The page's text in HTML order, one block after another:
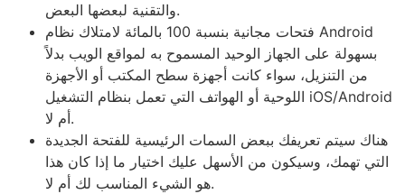
والتقنية لبعضها البعض.
فتحات مجانية بنسبة 100 بالمائة لامتلاك نظام Android
بسهولة على الجهاز الوحيد المسموح به لمواقع الويب بدلاً
من التنزيل، سواء كانت أجهزة سطح المكتب أو الأجهزة
اللوحية أو الهواتف التي تعمل بنظام التشغيل iOS/Android
أم لا.
هناك سيتم تعريفك ببعض السمات الرئيسية للفتحة الجديدة
التي تهمك، وسيكون من الأسهل عليك اختيار ما إذا كان هذا
هو الشيء المناسب لك أم لا.